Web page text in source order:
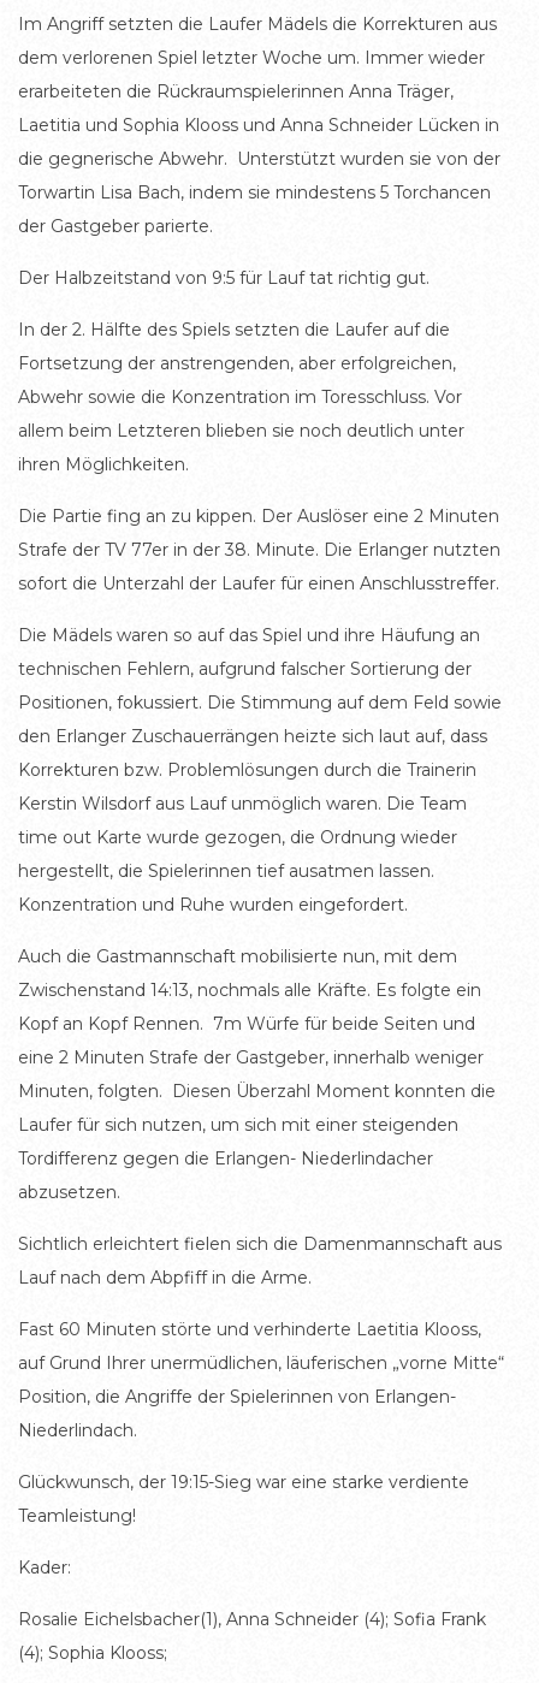
Im Angriff setzten die Laufer Mädels die Korrekturen aus
dem verlorenen Spiel letzter Woche um. Immer wieder
erarbeiteten die Rückraumspielerinnen Anna Träger,
Laetitia und Sophia Klooss und Anna Schneider Lücken in
die gegnerische Abwehr. Unterstützt wurden sie von der
Torwartin Lisa Bach, indem sie mindestens 5 Torchancen
der Gastgeber parierte.
Der Halbzeitstand von 9:5 für Lauf tat richtig gut.
In der 2. Hälfte des Spiels setzten die Laufer auf die
Fortsetzung der anstrengenden, aber erfolgreichen,
Abwehr sowie die Konzentration im Toresschluss. Vor
allem beim Letzteren blieben sie noch deutlich unter
ihren Möglichkeiten.
Die Partie fing an zu kippen. Der Auslöser eine 2 Minuten
Strafe der TV 77er in der 38. Minute. Die Erlanger nutzten
sofort die Unterzahl der Laufer für einen Anschlusstreffer.
Die Mädels waren so auf das Spiel und ihre Häufung an
technischen Fehlern, aufgrund falscher Sortierung der
Positionen, fokussiert. Die Stimmung auf dem Feld sowie
den Erlanger Zuschauerrängen heizte sich laut auf, dass
Korrekturen bzw. Problemlösungen durch die Trainerin
Kerstin Wilsdorf aus Lauf unmöglich waren. Die Team
time out Karte wurde gezogen, die Ordnung wieder
hergestellt, die Spielerinnen tief ausatmen lassen.
Konzentration und Ruhe wurden eingefordert.
Auch die Gastmannschaft mobilisierte nun, mit dem
Zwischenstand 14:13, nochmals alle Kräfte. Es folgte ein
Kopf an Kopf Rennen. 7m Würfe für beide Seiten und
eine 2 Minuten Strafe der Gastgeber, innerhalb weniger
Minuten, folgten. Diesen Überzahl Moment konnten die
Laufer für sich nutzen, um sich mit einer steigenden
Tordifferenz gegen die Erlangen- Niederlindacher
abzusetzen.
Sichtlich erleichtert fielen sich die Damenmannschaft aus
Lauf nach dem Abpfiff in die Arme.
Fast 60 Minuten störte und verhinderte Laetitia Klooss,
auf Grund Ihrer unermüdlichen, läuferischen „vorne Mitte“
Position, die Angriffe der Spielerinnen von Erlangen-
Niederlindach.
Glückwunsch, der 19:15-Sieg war eine starke verdiente
Teamleistung!
Kader:
Rosalie Eichelsbacher(1), Anna Schneider (4); Sofia Frank
(4); Sophia Klooss;